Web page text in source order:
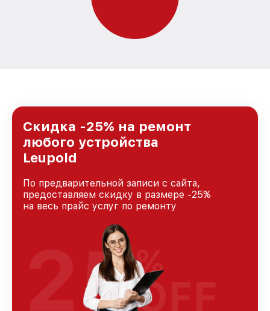
Скидка -25% на ремонт
любого устройства
Leupold
По предварительной записи с сайта,
предоставляем скидку в размере -25%
на весь прайс услуг по ремонту
25%
OFF